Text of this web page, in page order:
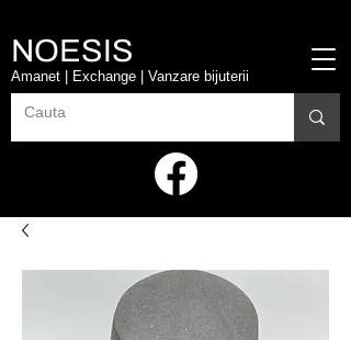
NOESIS
Amanet | Exchange | Vanzare bijuterii